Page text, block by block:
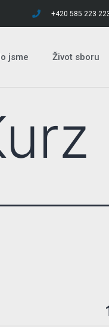
+420 585 223
jsme Život sboru